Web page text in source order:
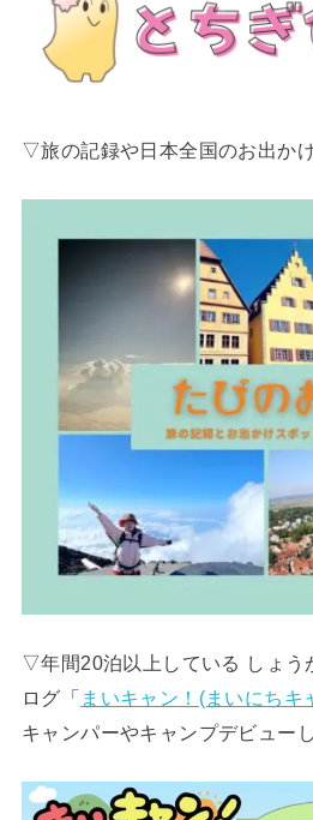
▽旅の記録や日本全国のお出か
▽年間20泊以上している しょう
ログ「 まいキャン！(まいにちキ
キャンパーやキャンプデビュー